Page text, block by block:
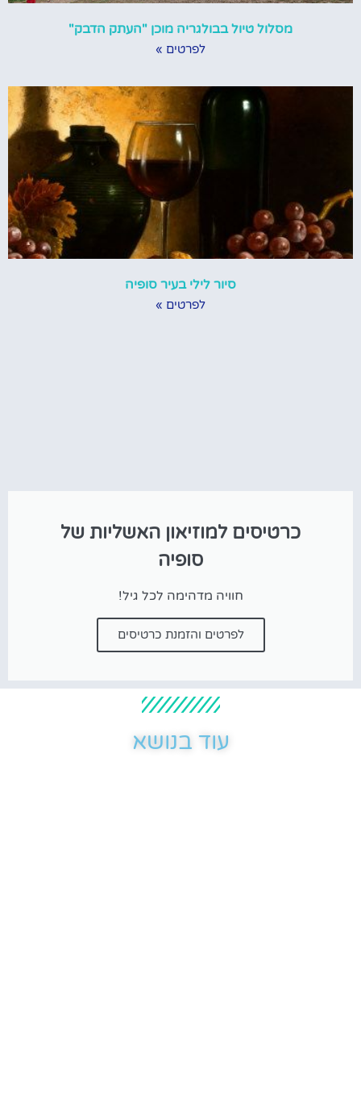
מסלול טיול בבולגריה מוכן "העתק הדבק"
לפרטים »
סיור לילי בעיר סופיה
לפרטים »
כרטיסים למוזיאון האשליות של
סופיה
חוויה מדהימה לכל גיל!
לפרטים והזמנת כרטיסים
עוד בנושא